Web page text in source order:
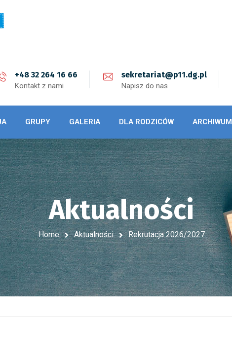
+48 32 264 16 66
Kontakt z nami
sekretariat@p11.dg.pl
Napisz do nas
GRUPY GALERIA DLA RODZICÓW ARCHIWUM
Aktualności
Home Aktualności Rekrutacja 2026/2027